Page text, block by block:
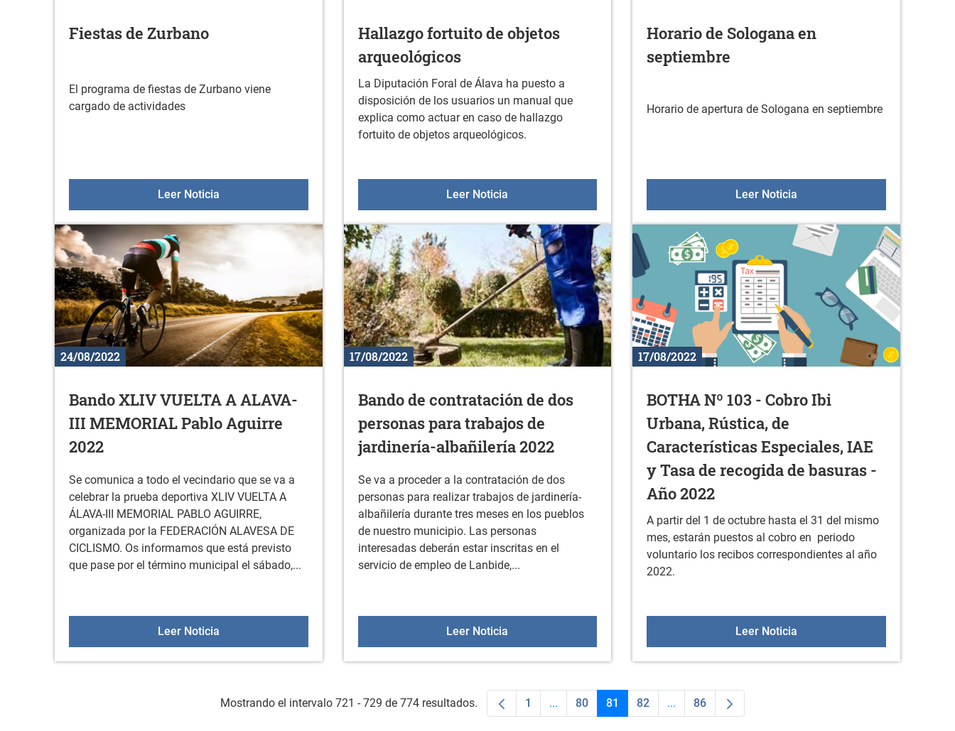
Fiestas de Zurbano
El programa de fiestas de Zurbano viene
cargado de actividades
Leer NoticiaFiestas de Zurbano
Hallazgo fortuito de objetos
arqueológicos
La Diputación Foral de Álava ha puesto a
disposición de los usuarios un manual que
explica como actuar en caso de hallazgo
fortuito de objetos arqueológicos.
Leer Noticia
Horario de Sologana en
septiembre
Horario de apertura de Sologana en septiembre
Leer Noticia
24/08/2022
Bando XLIV VUELTA A ALAVA-
III MEMORIAL Pablo Aguirre
2022
Se comunica a todo el vecindario que se va a
celebrar la prueba deportiva XLIV VUELTA A
ÁLAVA-III MEMORIAL PABLO AGUIRRE,
organizada por la FEDERACIÓN ALAVESA DE
CICLISMO. Os informamos que está previsto
que pase por el término municipal el sábado,...
Leer NoticiaBando XLIV VUELTA A ALAVA- III MEMORIAL Pablo Aguirre 2022
17/08/2022
Bando de contratación de dos
personas para trabajos de
jardinería-albañilería 2022
Se va a proceder a la contratación de dos
personas para realizar trabajos de jardinería-
albañilería durante tres meses en los pueblos
de nuestro municipio. Las personas
interesadas deberán estar inscritas en el
servicio de empleo de Lanbide,...
Leer Noticia Bando de contratación de dos personas para trabajos de jardinería-albañilería 2022
17/08/2022
BOTHA Nº 103 - Cobro Ibi
Urbana, Rústica, de
Características Especiales, IAE
y Tasa de recogida de basuras -
Año 2022
A partir del 1 de octubre hasta el 31 del mismo
mes, estarán puestos al cobro en periodo
voluntario los recibos correspondientes al año
2022.
Leer Noticia
Mostrando el intervalo 721 - 729 de 774 resultados. Página
1 ...Páginas intermedias Use TAB para desplazarse.
Página
80 Página
81 Página
82 ...Páginas intermedias Use TAB para desplazarse.
Página
86